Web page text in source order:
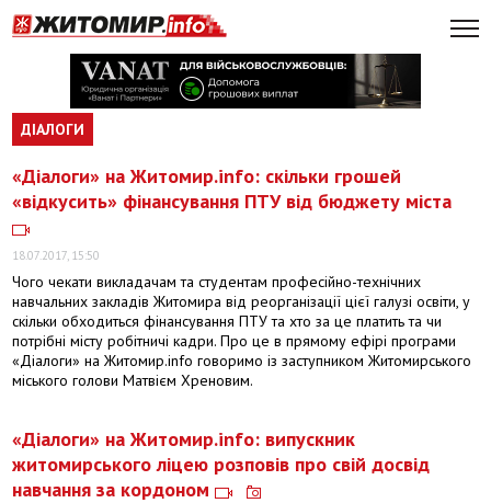
ДІАЛОГИ
«Діалоги» на Житомир.info: скільки грошей
«відкусить» фінансування ПТУ від бюджету міста
18.07.2017, 15:50
Чого чекати викладачам та студентам професійно-технічних
навчальних закладів Житомира від реорганізації цієї галузі освіти, у
скільки обходиться фінансування ПТУ та хто за це платить та чи
потрібні місту робітничі кадри. Про це в прямому ефірі програми
«Діалоги» на Житомир.info говоримо із заступником Житомирського
міського голови Матвієм Хреновим.
«Діалоги» на Житомир.info: випускник
житомирського ліцею розповів про свій досвід
навчання за кордоном